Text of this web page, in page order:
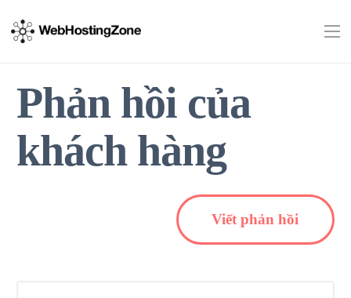
Phản hồi của
khách hàng
Viết phản hồi